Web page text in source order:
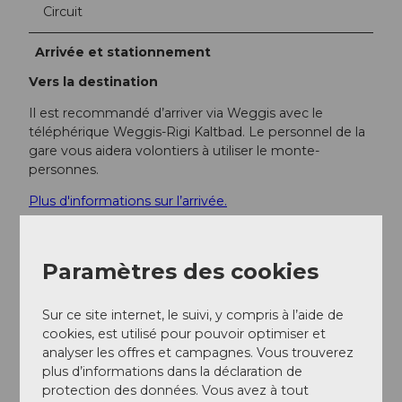
Circuit
Arrivée et stationnement
Vers la destination
Il est recommandé d’arriver via Weggis avec le
téléphérique Weggis-Rigi Kaltbad. Le personnel de la
gare vous aidera volontiers à utiliser le monte-
personnes.
Plus d'informations sur l’arrivée.
Des places de parking payantes pour personnes
handicapées sont disponibles aux stations de Vitznau
Transports en commun
L’arrivée à Rigi Kaltbad est possible avec le train à
crémaillère depuis Vitznau ou avec le téléphérique
depuis Weggis.
Paramètres des cookies
Sur ce site internet, le suivi, y compris à l’aide de
cookies, est utilisé pour pouvoir optimiser et
analyser les offres et campagnes. Vous trouverez
plus d’informations dans la déclaration de
protection des données. Vous avez à tout